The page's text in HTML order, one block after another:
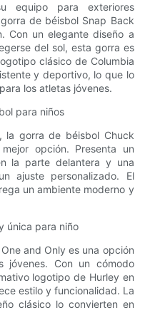
equipo para exteriores
de béisbol Snap Back
Con un elegante diseño a
del sol, esta gorra es
clásico de Columbia
y deportivo, lo que lo
los atletas jóvenes.
para niños
la gorra de béisbol Chuck
opción. Presenta un
la parte delantera y una
ajuste personalizado. El
un ambiente moderno y
única para niño
and Only es una opción
jóvenes. Con un cómodo
logotipo de Hurley en
estilo y funcionalidad. La
clásico lo convierten en